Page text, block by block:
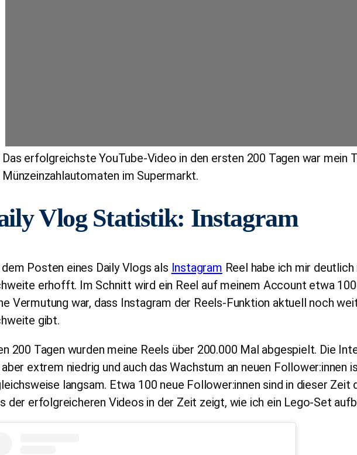
Das erfolgreichste YouTube-Video in den ersten 200 Tagen war mein
Münzeinzahlautomaten im Supermarkt.
Vlog Statistik: Instagram
Posten eines Daily Vlogs als Instagram Reel habe ich mir deutlich
erhofft. Im Schnitt wird ein Reel auf meinem Account etwa
Vermutung war, dass Instagram der Reels-Funktion aktuell noch
gibt.
200 Tagen wurden meine Reels über 200.000 Mal abgespielt. Die
extrem niedrig und auch das Wachstum an neuen Follower:innen
langsam. Etwa 100 neue Follower:innen sind in dieser Zeit
der erfolgreicheren Videos in der Zeit zeigt, wie ich ein Lego-Set